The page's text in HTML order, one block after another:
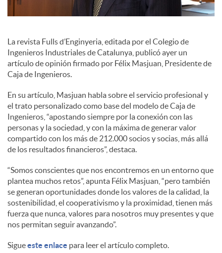
e
c
o
n
t
e
n
i
La revista Fulls d’Enginyeria, editada por el Colegio de
Ingenieros Industriales de Catalunya, publicó ayer un
artículo de opinión firmado por Félix Masjuan, Presidente de
Caja de Ingenieros.
En su artículo, Masjuan habla sobre el servicio profesional y
el trato personalizado como base del modelo de Caja de
Ingenieros, “apostando siempre por la conexión con las
personas y la sociedad, y con la máxima de generar valor
compartido con los más de 212.000 socios y socias, más allá
de los resultados financieros”, destaca.
“Somos conscientes que nos encontremos en un entorno que
plantea muchos retos”, apunta Félix Masjuan, “pero también
se generan oportunidades donde los valores de la calidad, la
sostenibilidad, el cooperativismo y la proximidad, tienen más
fuerza que nunca, valores para nosotros muy presentes y que
nos permitan seguir avanzando”.
Sigueeste enlace para leer el artículo completo.